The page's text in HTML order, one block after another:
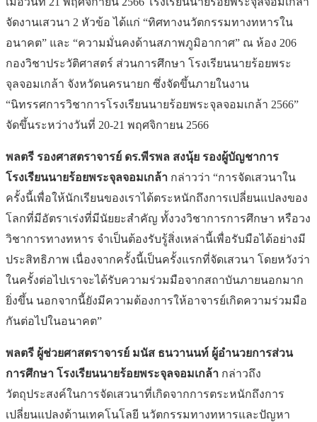
จัดงานเสวนา 2 หัวข้อ ได้แก่ “ทิศทางนวัตกรรมทางทหารใน
อนาคต” และ “ความมั่นคงด้านสภาพภูมิอากาศ” ณ ห้อง 206
กองวิชาประวัติศาสตร์ ส่วนการศึกษา โรงเรียนนายร้อยพระ
จุลจอมเกล้า จังหวัดนครนายก ซึ่งจัดขึ้นภายในงาน
“นิทรรศการวิชาการโรงเรียนนายร้อยพระจุลจอมเกล้า 2566”
จัดขึ้นระหว่างวันที่ 20-21 พฤศจิกายน 2566
พลตรี รองศาสตราจารย์ ดร.พีรพล สงนุ้ย รองผู้บัญชาการ
โรงเรียนนายร้อยพระจุลจอมเกล้า กล่าวว่า “การจัดเสวนาใน
ครั้งนี้เพื่อให้นักเรียนของเราได้ตระหนักถึงการเปลี่ยนแปลงของ
โลกที่มีอัตราเร่งที่มีนัยยะสำคัญ ทั้งวงวิชาการการศึกษา หรือวง
วิชาการทางทหาร จำเป็นต้องรับรู้สิ่งเหล่านี้เพื่อรับมือได้อย่างมี
ประสิทธิภาพ เนื่องจากครั้งนี้เป็นครั้งแรกที่จัดเสวนา โดยหวังว่า
ในครั้งต่อไปเราจะได้รับความร่วมมือจากสถาบันภายนอกมาก
ยิ่งขึ้น นอกจากนี้ยังมีความต้องการให้อาจารย์เกิดความร่วมมือ
กันต่อไปในอนาคต”
พลตรี ผู้ช่วยศาสตราจารย์ มนัส ธนวานนท์ ผู้อำนวยการส่วน
การศึกษา โรงเรียนนายร้อยพระจุลจอมเกล้า กล่าวถึง
วัตถุประสงค์ในการจัดเสวนาที่เกิดจากการตระหนักถึงการ
เปลี่ยนแปลงด้านเทคโนโลยี นวัตกรรมทางทหารและปัญหา